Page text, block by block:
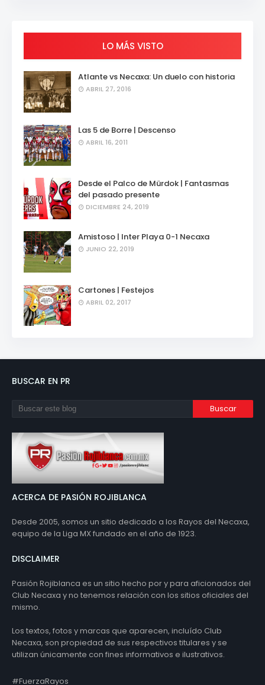
LO MÁS VISTO
Atlante vs Necaxa: Un duelo con historia
ABRIL 27, 2016
Las 5 de Borre | Descenso
ABRIL 16, 2011
Desde el Palco de Mürdok | Fantasmas
del pasado presente
DICIEMBRE 24, 2019
Amistoso | Inter Playa 0-1 Necaxa
JUNIO 22, 2019
Cartones | Festejos
ABRIL 02, 2017
BUSCAR EN PR
ACERCA DE PASIÓN ROJIBLANCA
Desde 2005, somos un sitio dedicado a los Rayos del Necaxa,
equipo de la Liga MX fundado en el año de 1923.
DISCLAIMER
Pasión Rojiblanca es un sitio hecho por y para aficionados del
Club Necaxa y no tenemos relación con los sitios oficiales del
mismo.
Los textos, fotos y marcas que aparecen, incluído Club
Necaxa, son propiedad de sus respectivos titulares y se
utilizan únicamente con fines informativos e ilustrativos.
#FuerzaRayos